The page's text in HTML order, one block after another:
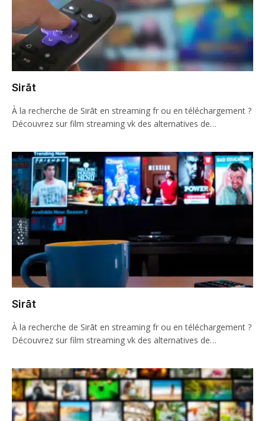
Sirāt
À la recherche de Sirāt en streaming fr ou en téléchargement ?
Découvrez sur film streaming vk des alternatives de…
Sirāt
À la recherche de Sirāt en streaming fr ou en téléchargement ?
Découvrez sur film streaming vk des alternatives de…